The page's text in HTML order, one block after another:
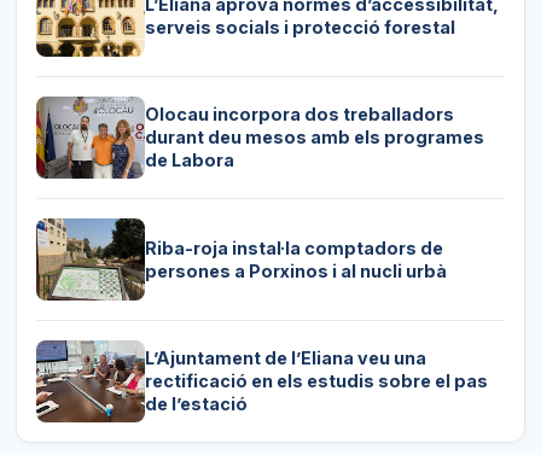
serveis socials i protecció forestal
Olocau incorpora dos treballadors
durant deu mesos amb els programes
de Labora
Riba-roja instal·la comptadors de
persones a Porxinos i al nucli urbà
L’Ajuntament de l’Eliana veu una
rectificació en els estudis sobre el pas
de l’estació